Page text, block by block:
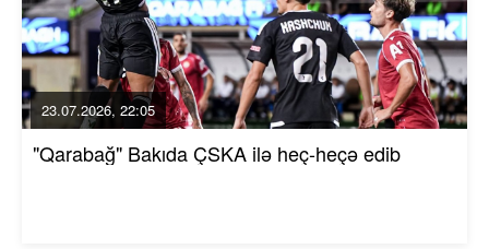
23.07.2026, 22:05
"Qarabağ" Bakıda ÇSKA ilə heç-heçə edib